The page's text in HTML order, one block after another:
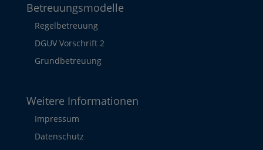
Betreuungsmodelle
Regelbetreuung
DGUV Vorschrift 2
Grundbetreuung
Weitere Informationen
Impressum
Datenschutz